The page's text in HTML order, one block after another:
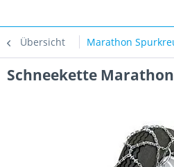
Übersicht Marathon
Schneekette Marathon